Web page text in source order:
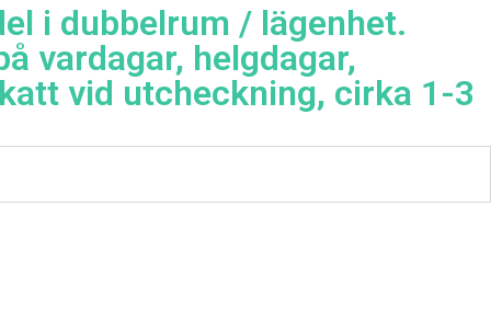
i dubbelrum / lägenhet.
vardagar, helgdagar,
vid utcheckning, cirka 1-3